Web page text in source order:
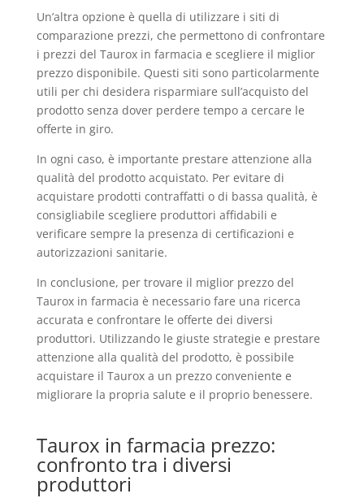
Un’altra opzione è quella di utilizzare i siti di
comparazione prezzi, che permettono di confrontare
i prezzi del Taurox in farmacia e scegliere il miglior
prezzo disponibile. Questi siti sono particolarmente
utili per chi desidera risparmiare sull’acquisto del
prodotto senza dover perdere tempo a cercare le
offerte in giro.
In ogni caso, è importante prestare attenzione alla
qualità del prodotto acquistato. Per evitare di
acquistare prodotti contraffatti o di bassa qualità, è
consigliabile scegliere produttori affidabili e
verificare sempre la presenza di certificazioni e
autorizzazioni sanitarie.
In conclusione, per trovare il miglior prezzo del
Taurox in farmacia è necessario fare una ricerca
accurata e confrontare le offerte dei diversi
produttori. Utilizzando le giuste strategie e prestare
attenzione alla qualità del prodotto, è possibile
acquistare il Taurox a un prezzo conveniente e
migliorare la propria salute e il proprio benessere.
Taurox in farmacia prezzo:
confronto tra i diversi
produttori